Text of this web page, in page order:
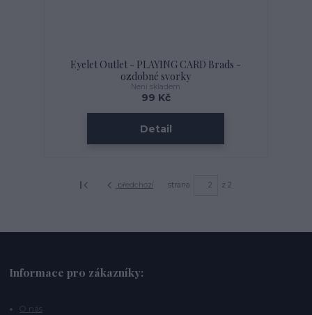
Eyelet Outlet - PLAYING CARD Brads -
ozdobné svorky
99 Kč
Není skladem
Detail
předchozí strana z 2
Informace pro zákazníky:
O nás